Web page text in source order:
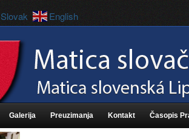
Galerija Preuzimanja Kontakt Časopis
Slovak English